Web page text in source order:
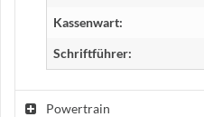
Kassenwart:
Schriftführer:
Powertrain